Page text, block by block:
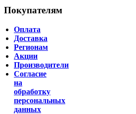
Покупателям
Оплата
Доставка
Регионам
Акции
Производители
Согласие
на
обработку
персональных
данных